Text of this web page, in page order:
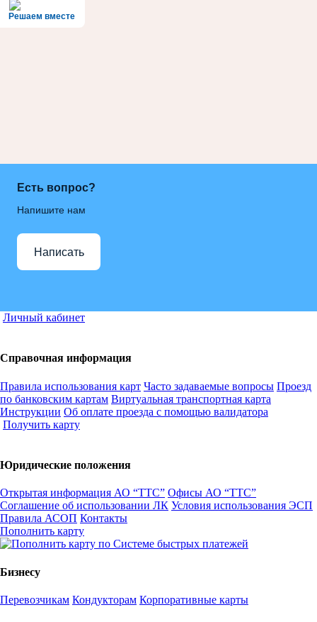
Решаем вместе
Есть вопрос?
Напишите нам
Написать
Личный кабинет
Справочная информация
Правила использования карт Часто задаваемые вопросы Проезд
по банковским картам Виртуальная транспортная карта
Инструкции Об оплате проезда с помощью валидатора
Получить карту
Юридические положения
Открытая информация АО “ТТС” Офисы АО “ТТС”
Соглашение об использовании ЛК Условия использования ЭСП
Правила АСОП Контакты
Пополнить карту
Бизнесу
Перевозчикам Кондукторам Корпоративные карты